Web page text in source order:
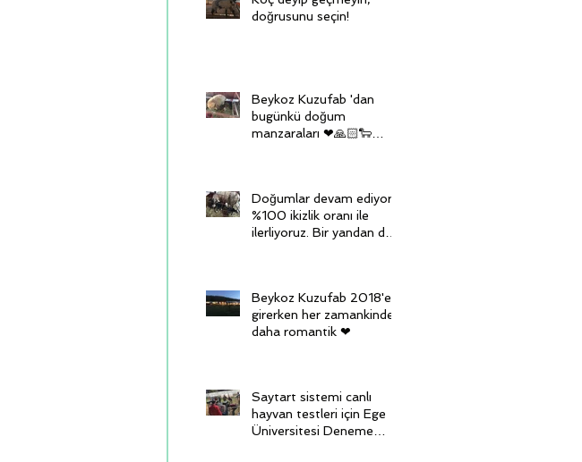
doğrusunu seçin!
Beykoz Kuzufab 'dan
bugünkü doğum
manzaraları ❤🙏🏻🐑🙏🏻
Doğumlar devam ediyor,
%100 ikizlik oranı ile
ilerliyoruz. Bir yandan da
Beykoz Kuzufab 2018'e
girerken her zamankinden
daha romantik ❤
Saytart sistemi canlı
hayvan testleri için Ege
Üniversitesi Deneme